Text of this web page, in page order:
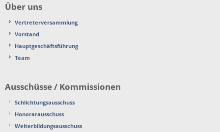
Über uns
Vertreterversammlung
Vorstand
Hauptgeschäftsführung
Team
Ausschüsse / Kommissionen
Schlichtungsausschuss
Honorarausschuss
Weiterbildungsausschuss